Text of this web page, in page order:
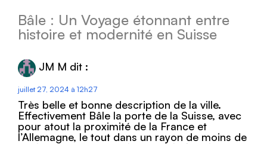
Bâle : Un Voyage étonnant entre
histoire et modernité en Suisse
JM M dit :
juillet 27, 2024 à 12h27
Très belle et bonne description de la ville.
Effectivement Bâle la porte de la Suisse, avec
pour atout la proximité de la France et
l’Allemagne, le tout dans un rayon de moins de